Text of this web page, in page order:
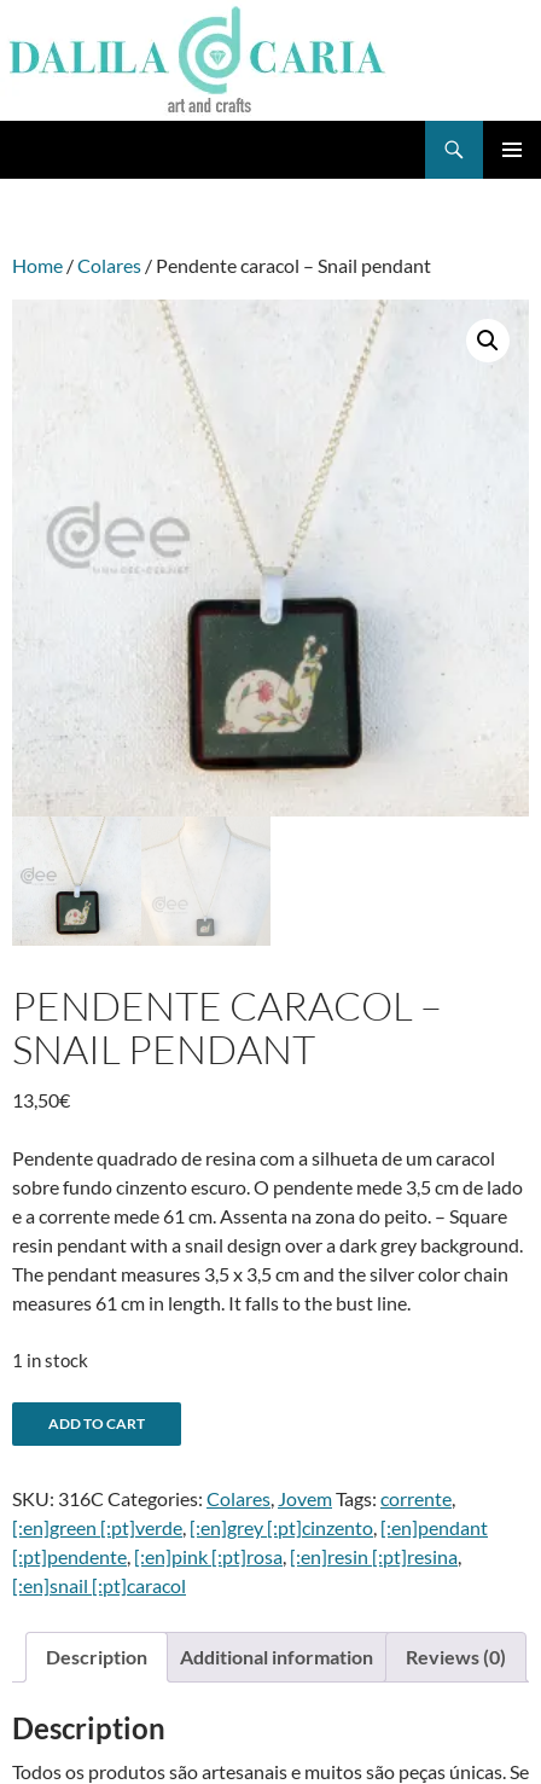
to
content
Home /Colares / Pendente caracol – Snail pendant
PENDENTE CARACOL –
SNAIL PENDANT
13,50€
Pendente quadrado de resina com a silhueta de um caracol
sobre fundo cinzento escuro. O pendente mede 3,5 cm de lado
e a corrente mede 61 cm. Assenta na zona do peito. – Square
resin pendant with a snail design over a dark grey background.
The pendant measures 3,5 x 3,5 cm and the silver color chain
measures 61 cm in length. It falls to the bust line.
1 in stock
Pendente
caracol
Snail
pendant
quantity
ADD TO CART
e
r
n
a
i
v
SKU: 316C Categories: Colares, JovemTags: corrente,
[:en]green [:pt]verde, [:en]grey [:pt]cinzento, [:en]pendant
[:pt]pendente, [:en]pink [:pt]rosa, [:en]resin [:pt]resina,
[:en]snail [:pt]caracol
Description Additional information Reviews (0)
Description
Todos os produtos são artesanais e muitos são peças únicas. Se